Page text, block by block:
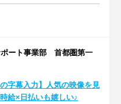
ート事業部 首都圏第一
の字幕入力】人気の映像を見
給×日払いも嬉しい♪